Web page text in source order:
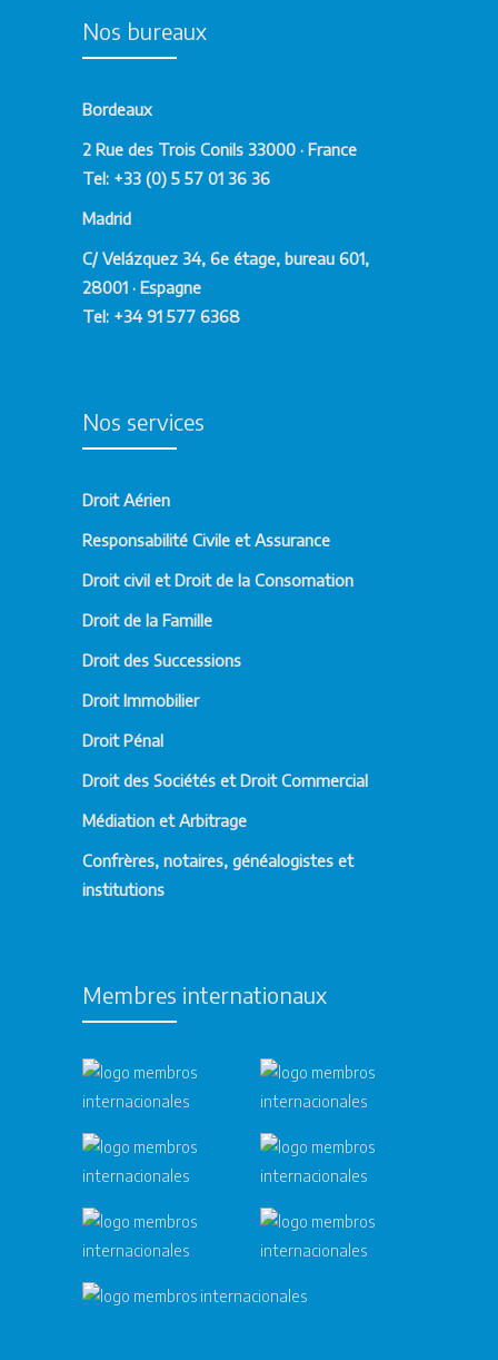
Nos bureaux
Bordeaux
2 Rue des Trois Conils 33000 · France
Tel: +33 (0) 5 57 01 36 36
Madrid
C/ Velázquez 34, 6e étage, bureau 601,
28001 · Espagne
Tel: +34 91 577 6368
Nos services
Droit Aérien
Responsabilité Civile et Assurance
Droit civil et Droit de la Consomation
Droit de la Famille
Droit des Successions
Droit Immobilier
Droit Pénal
Droit des Sociétés et Droit Commercial
Médiation et Arbitrage
Confrères, notaires, généalogistes et
institutions
Membres internationaux